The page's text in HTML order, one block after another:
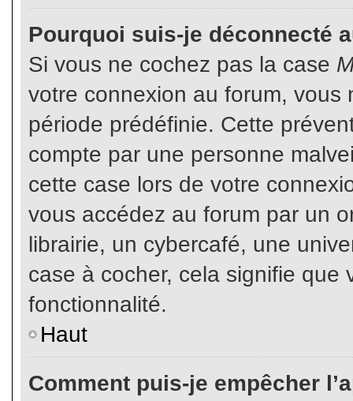
Pourquoi suis-je déconnecté
Si vous ne cochez pas la case
votre connexion au forum,
période prédéfinie. Cette
compte par une personne
cette case lors de votre
vous accédez au forum par un
librairie, un cybercafé, une
case à cocher, cela signifie que
fonctionnalité.
Haut
Comment puis-je empêcher